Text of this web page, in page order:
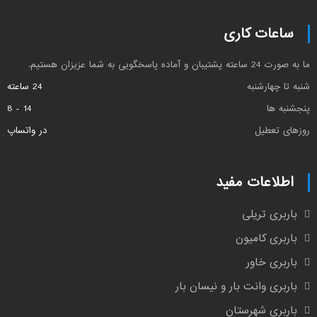
ساعات کاری
ما به صورت 24 ساعته پشتیبان و آماده پاسخگویی به شما عزیزان هستیم.
شنبه تا چهارشنبه
24 ساعته
پنجشنبه ها
14 - 8
روزهای تعطیل
در واتساپ
اطلاعات مفید
باربری تریلی
باربری کامیون
باربری خاور
باربری وانت بار و نیسان بار
باربری شهرستان